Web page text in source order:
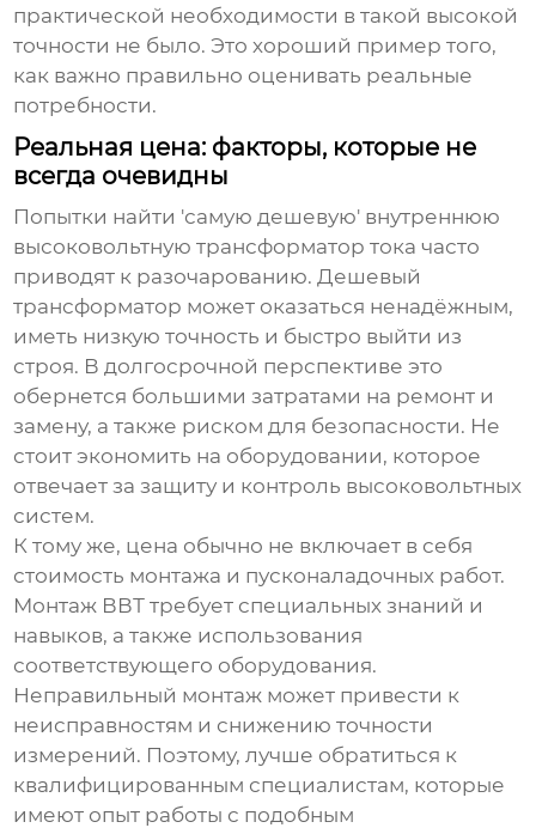
практической необходимости в такой высокой
точности не было. Это хороший пример того,
как важно правильно оценивать реальные
потребности.
Реальная цена: факторы, которые не
всегда очевидны
Попытки найти 'самую дешевую' внутреннюю
высоковольтную трансформатор тока часто
приводят к разочарованию. Дешевый
трансформатор может оказаться ненадёжным,
иметь низкую точность и быстро выйти из
строя. В долгосрочной перспективе это
обернется большими затратами на ремонт и
замену, а также риском для безопасности. Не
стоит экономить на оборудовании, которое
отвечает за защиту и контроль высоковольтных
систем.
К тому же, цена обычно не включает в себя
стоимость монтажа и пусконаладочных работ.
Монтаж ВВТ требует специальных знаний и
навыков, а также использования
соответствующего оборудования.
Неправильный монтаж может привести к
неисправностям и снижению точности
измерений. Поэтому, лучше обратиться к
квалифицированным специалистам, которые
имеют опыт работы с подобным